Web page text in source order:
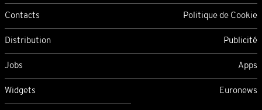
Contacts Politique de Cookie
Distribution Publicité
Jobs Apps
Widgets Euronews